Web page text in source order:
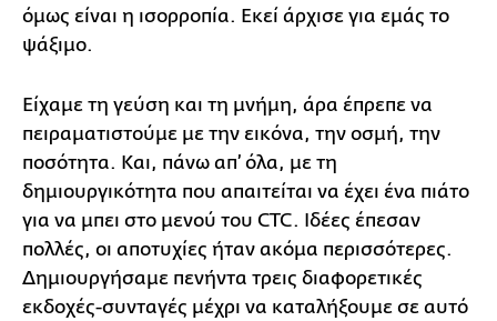
όμως είναι η ισορροπία. Εκεί άρχισε για εμάς το
ψάξιμο.
Είχαμε τη γεύση και τη μνήμη, άρα έπρεπε να
πειραματιστούμε με την εικόνα, την οσμή, την
ποσότητα. Και, πάνω απ’ όλα, με τη
δημιουργικότητα που απαιτείται να έχει ένα πιάτο
για να μπει στο μενού του CTC. Ιδέες έπεσαν
πολλές, οι αποτυχίες ήταν ακόμα περισσότερες.
Δημιουργήσαμε πενήντα τρεις διαφορετικές
εκδοχές-συνταγές μέχρι να καταλήξουμε σε αυτό